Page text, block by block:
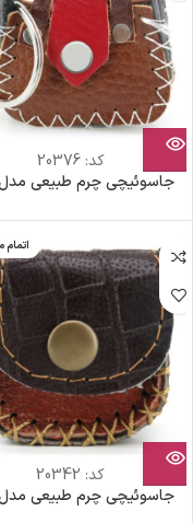
کد:20376
جاسوئیچی چرم طبیعی
کد: 20342
جاسوئیچی چرم طبیعی